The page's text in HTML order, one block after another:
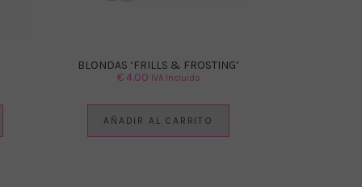
BLONDAS ‘FRILLS & FROSTING’
€4.00 IVA Incluido
AÑADIR AL CARRITO